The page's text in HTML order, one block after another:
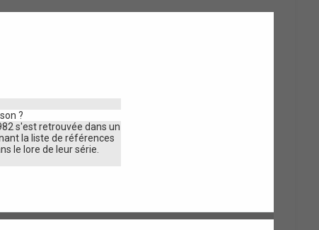
c
?
s'est retrouvée dans un
la liste de références
le lore de leur série.